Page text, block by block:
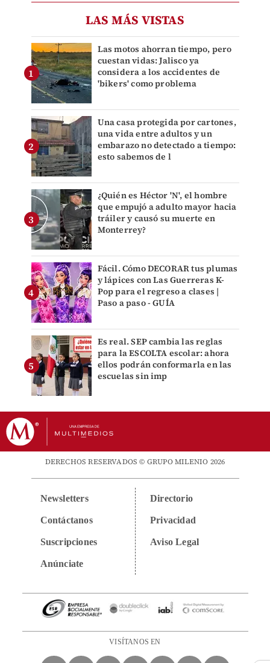
LAS MÁS VISTAS
Las motos ahorran tiempo, pero
cuestan vidas: Jalisco ya
considera a los accidentes de
'bikers' como problema
Una casa protegida por cartones,
una vida entre adultos y un
embarazo no detectado a tiempo:
esto sabemos de l
¿Quién es Héctor 'N', el hombre
que empujó a adulto mayor hacia
tráiler y causó su muerte en
Monterrey?
Fácil. Cómo DECORAR tus plumas
y lápices con Las Guerreras K-
Pop para el regreso a clases |
Paso a paso - GUÍA
Es real. SEP cambia las reglas
para la ESCOLTA escolar: ahora
ellos podrán conformarla en las
escuelas sin imp
DERECHOS RESERVADOS © GRUPO MILENIO 2026
Newsletters
Contáctanos
Suscripciones
Anúnciate
Directorio
Privacidad
Aviso Legal
VISÍTANOS EN